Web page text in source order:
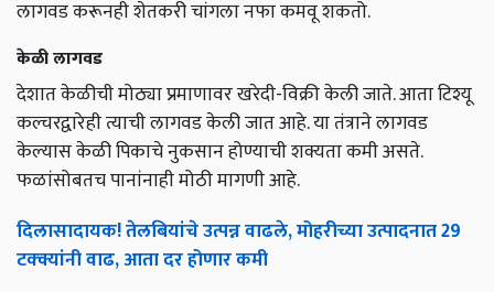
लागवड करूनही शेतकरी चांगला नफा कमवू शकतो.
केळी लागवड
देशात केळीची मोठ्या प्रमाणावर खरेदी-विक्री केली जाते. आता टिश्यू
कल्चरद्वारेही त्याची लागवड केली जात आहे. या तंत्राने लागवड
केल्यास केळी पिकाचे नुकसान होण्याची शक्यता कमी असते.
फळांसोबतच पानांनाही मोठी मागणी आहे.
दिलासादायक! तेलबियांचे उत्पन्न वाढले, मोहरीच्या उत्पादनात 29
टक्क्यांनी वाढ, आता दर होणार कमी